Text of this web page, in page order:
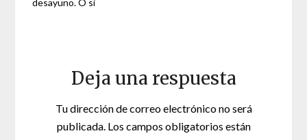
desayuno. O si
Deja una respuesta
Tu dirección de correo electrónico no será
publicada. Los campos obligatorios están